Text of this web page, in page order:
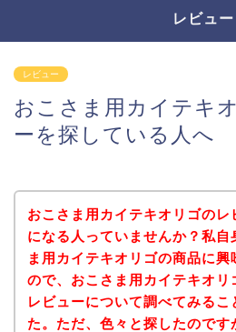
レビュー
レビュー
おこさま用カイテキ
ーを探している人へ
おこさま用カイテキオリゴのレ
になる人っていませんか？私自
ま用カイテキオリゴの商品に興
ので、おこさま用カイテキオリ
レビューについて調べてみるこ
た。ただ、色々と探したのです